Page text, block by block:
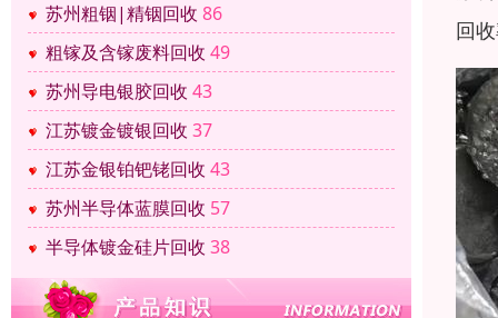
苏州粗铟|精铟回收 86
粗镓及含镓废料回收 49
苏州导电银胶回收 43
江苏镀金镀银回收 37
江苏金银铂钯铑回收 43
苏州半导体蓝膜回收 57
半导体镀金硅片回收 38
回